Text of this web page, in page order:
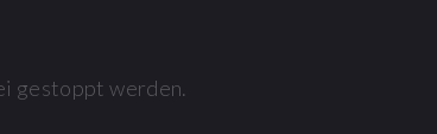
gestoppt werden.